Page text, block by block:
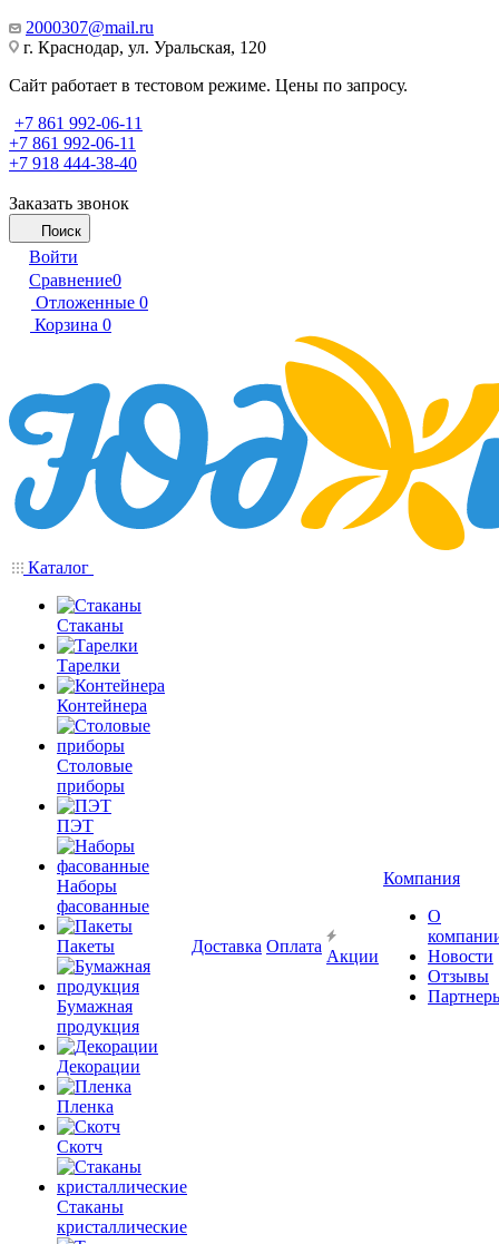
2000307@mail.ru
г. Краснодар, ул. Уральская, 120
Сайт работает в тестовом режиме. Цены по запросу.
+7 861 992-06-11
+7 861 992-06-11
+7 918 444-38-40
Заказать звонок
Поиск
Войти
Сравнение0
Отложенные 0
Корзина 0
Каталог
Стаканы
Тарелки
Контейнера
Столовые
приборы
ПЭТ
Наборы
фасованные
Пакеты
Бумажная
продукция
Декорации
Пленка
Скотч
Стаканы
кристаллические
Доставка Оплата
Акции
Компания
О
Новости
Отзывы